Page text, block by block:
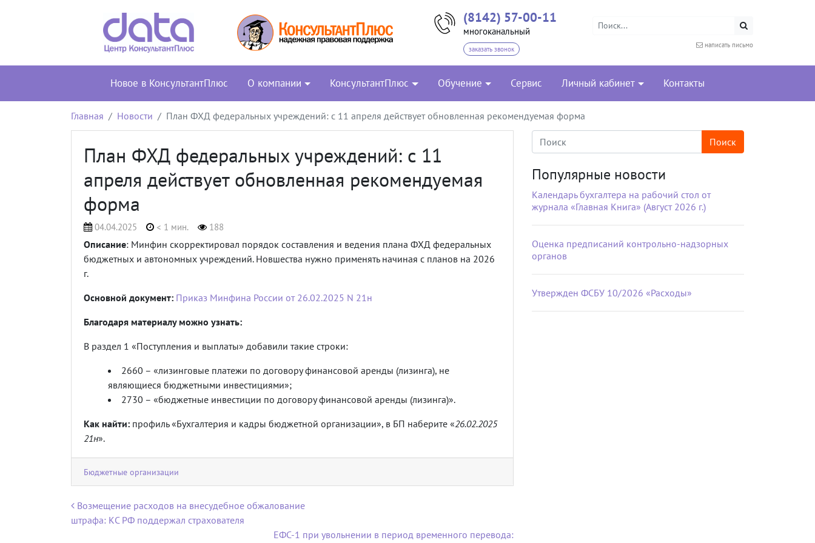
(8142) 57-00-11
многоканальный
заказать звонок
написать письмо
Новое в КонсультантПлюс О компании КонсультантПлюс Обучение Сервис Личный кабинет Контакты
Главная Новости План ФХД федеральных учреждений: с 11 апреля действует обновленная рекомендуемая форма
План ФХД федеральных учреждений: с 11
апреля действует обновленная рекомендуемая
форма
04.04.2025 < 1 мин. 188
Описание: Минфин скорректировал порядок составления и ведения плана ФХД федеральных
бюджетных и автономных учреждений. Новшества нужно применять начиная с планов на 2026
г.
Основной документ: Приказ Минфина России от 26.02.2025 N 21н
Благодаря материалу можно узнать:
В раздел 1 «Поступления и выплаты» добавили такие строки:
2660 – «лизинговые платежи по договору финансовой аренды (лизинга), не
являющиеся бюджетными инвестициями»;
2730 – «бюджетные инвестиции по договору финансовой аренды (лизинга)».
Как найти: профиль «Бухгалтерия и кадры бюджетной организации», в БП наберите «26.02.2025
21н».
Бюджетные организации
Навигация по записям
Возмещение расходов на внесудебное обжалование
штрафа: КС РФ поддержал страхователя
ЕФС-1 при увольнении в период временного перевода:
Популярные новости
Календарь бухгалтера на рабочий стол от
журнала «Главная Книга» (Август 2026 г.)
Оценка предписаний контрольно-надзорных
органов
Утвержден ФСБУ 10/2026 «Расходы»